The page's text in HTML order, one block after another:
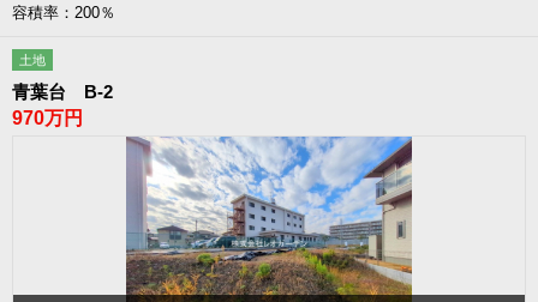
容積率：200％
土地
青葉台 B-2
970万円